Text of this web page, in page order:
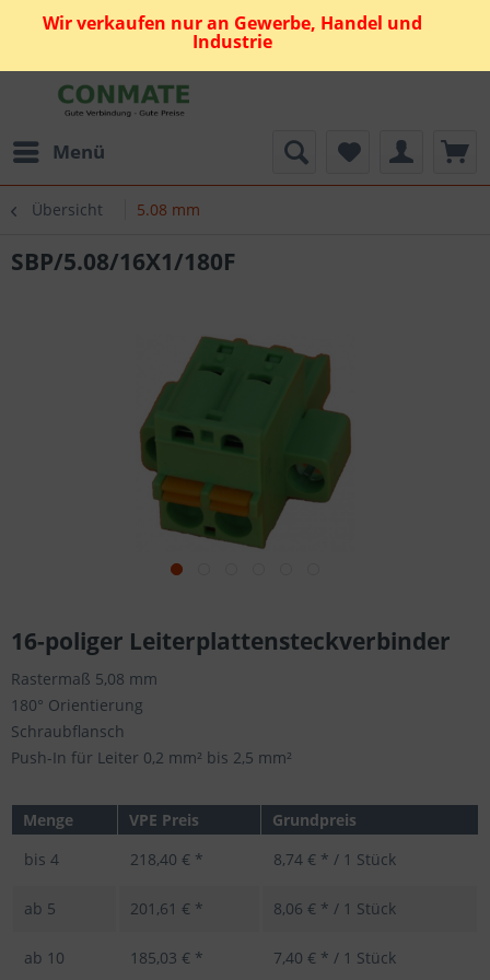
Wir verkaufen nur an Gewerbe, Handel und
Industrie
Menü
Übersicht 5.08 mm
SBP/5.08/16X1/180F
16-poliger Leiterplattensteckverbinder
Rastermaß 5,08 mm
180° Orientierung
Schraubflansch
Push-In für Leiter 0,2 mm² bis 2,5 mm²
Menge VPE Preis
Grundpreis
bis 4 218,40 € * 8,74 € * / 1 Stück
ab 5 201,61 € * 8,06 € * / 1 Stück
ab 10 185,03 € * 7,40 € * / 1 Stück